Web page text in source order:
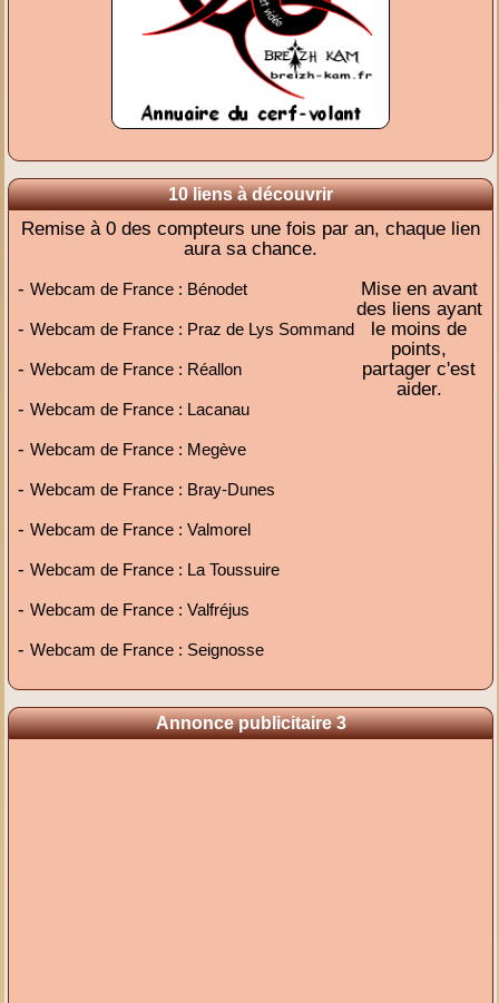
10 liens à découvrir
Remise à 0 des compteurs une fois par an, chaque lien
aura sa chance.
-Webcam de France : Bénodet
-Webcam de France : Praz de Lys Sommand
-Webcam de France : Réallon
-Webcam de France : Lacanau
-Webcam de France : Megève
-Webcam de France : Bray-Dunes
-Webcam de France : Valmorel
-Webcam de France : La Toussuire
-Webcam de France : Valfréjus
-Webcam de France : Seignosse
Mise en avant
des liens ayant
le moins de
points,
partager c'est
aider.
Annonce publicitaire 3